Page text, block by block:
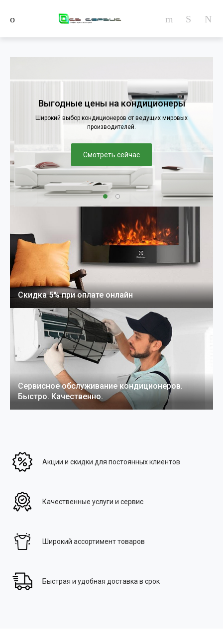
Выгодные цены на кондиционеры
Широкий выбор кондиционеров от ведущих мировых
производителей.
Смотреть сейчас
Скидка 5% при оплате онлайн
Сервисное обслуживание кондиционеров.
Быстро. Качественно.
Акции и скидки для постоянных клиентов
Качественные услуги и сервис
Широкий ассортимент товаров
Быстрая и удобная доставка в срок